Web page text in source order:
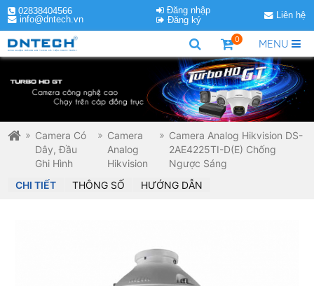
02838404566
info@dntech.vn
Đăng nhập
Đăng ký
Liên hệ
MENU
0
Camera Có
Dây, Đầu
Ghi Hình
Camera
Analog
Hikvision
Camera Analog Hikvision DS-
2AE4225TI-D(E) Chống
Ngược Sáng
CHI TIẾT
THÔNG SỐ HƯỚNG DẪN